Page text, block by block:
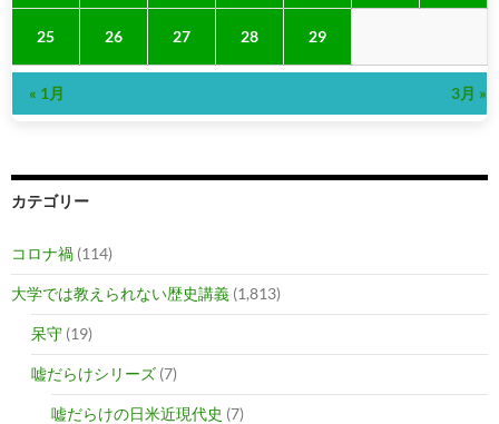
25 26 27 28 29
« 1月 3月 »
カテゴリー
コロナ禍 (114)
大学では教えられない歴史講義 (1,813)
呆守 (19)
嘘だらけシリーズ (7)
嘘だらけの日米近現代史 (7)